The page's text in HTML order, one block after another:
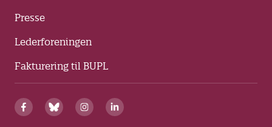
Presse
Lederforeningen
Fakturering til BUPL